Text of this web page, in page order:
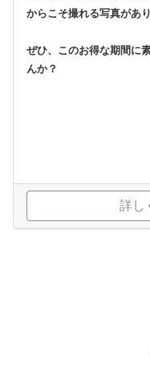
からこそ撮れる写真があり
ぜひ、このお得な期間に
んか？
詳し